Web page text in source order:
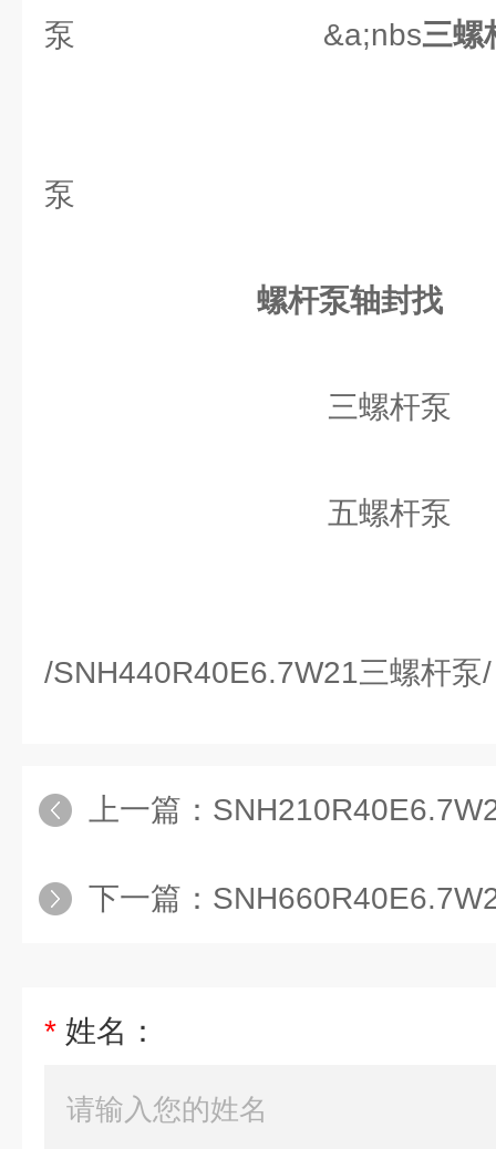
泵 &a;nbs三螺
泵
螺杆泵轴封找
三螺
五螺杆泵
/SNH440R40E6.7W21三螺杆泵/
上一篇：
下一篇： SNH660R40E6.7W21
* 姓名：